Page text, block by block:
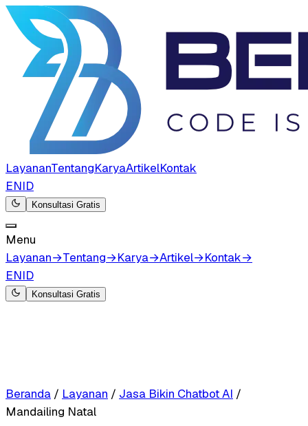
LayananTentangKaryaArtikelKontak
ENID
Konsultasi Gratis
Menu
Layanan→Tentang→Karya→Artikel→Kontak→
ENID
Konsultasi Gratis
Beranda / Layanan / Jasa Bikin Chatbot AI /
Mandailing Natal